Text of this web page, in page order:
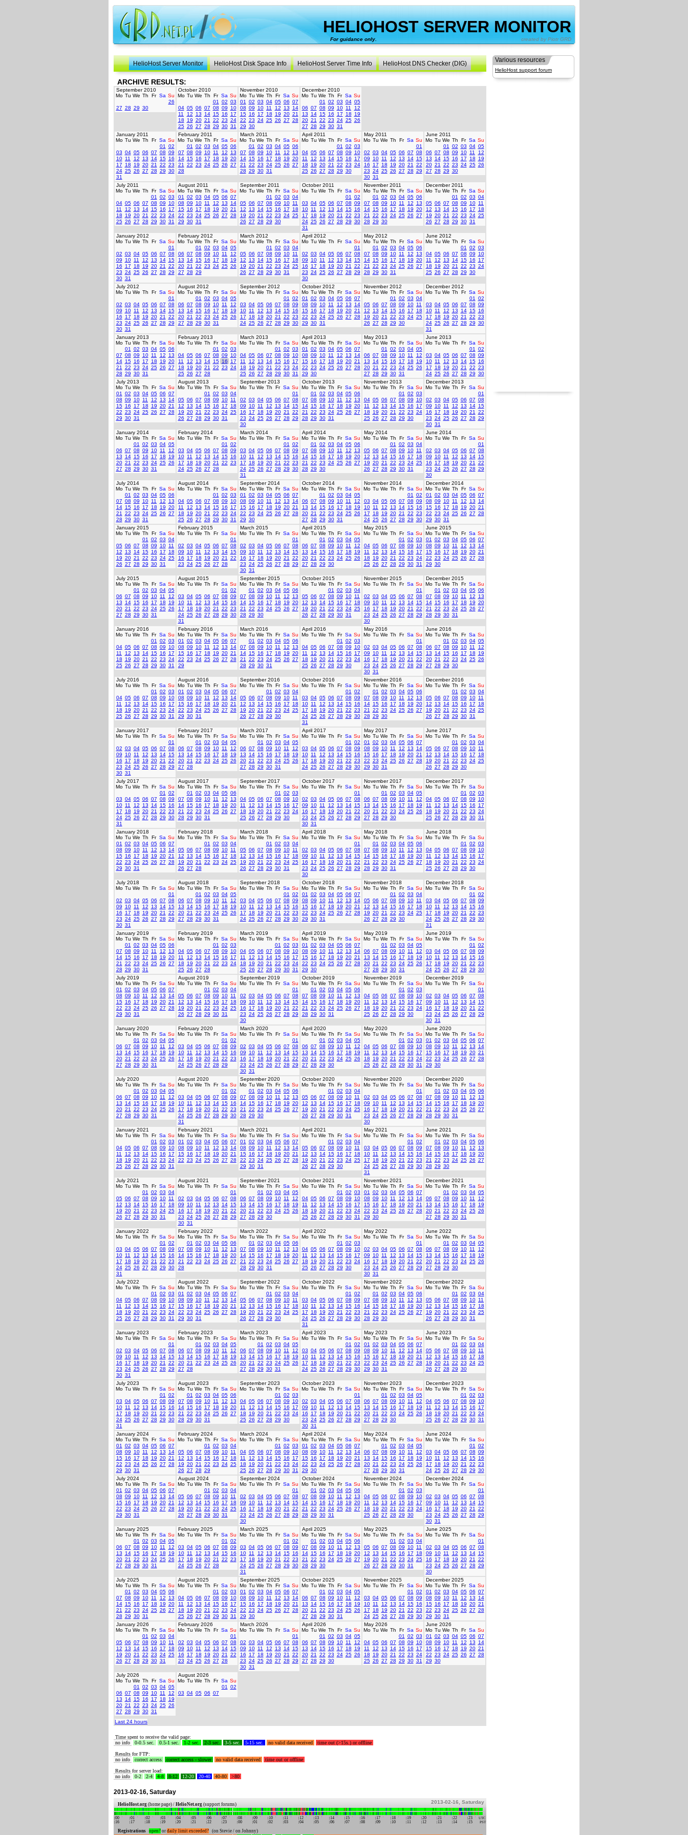
HELIOHOST SERVER MONITOR
For guidance only.created by Piotr GRD
Various resources
HelioHost support forum
HelioHost Server Monitor HelioHost Disk Space Info HelioHost Server Time Info HelioHost DNS Checker (DIG)
ARCHIVE RESULTS:
September 2010
Mo Tu We Th Fr Sa Su
26
27 28 29 30
October 2010
Mo Tu We Th Fr Sa Su
01
02 03
04 05 06 07 08 09
10
11
12 13 14 15 16
17
18
19 20 21 22 23 24
25 26 27 28 29 30 31
November 2010
Mo Tu We Th Fr Sa Su
01
02 03 04 05 06 07
08 09 10 11 12 13
14
15 16 17 18 19 20 21
22 23 24 25 26 27 28
29 30
December 2010
Mo Tu We Th Fr Sa Su
01
02 03 04 05
06 07 08 09 10 11
12
13
14 15 16 17 18
19
20 21 22 23 24 25 26
27 28 29 30 31
January 2011
Mo Tu We Th Fr Sa Su
01
02
03 04 05 06 07 08 09
10 11 12 13 14 15 16
17
18 19 20 21 22 23
24 25 26 27 28 29 30
31
February 2011
Mo Tu We Th Fr Sa Su
01
02 03 04 05 06
07 08 09 10 11 12
13
14 15 16 17 18 19 20
21
22 23 24 25 26 27
28
March 2011
Mo Tu We Th Fr Sa Su
01
02 03 04 05 06
07 08 09 10 11 12
13
14 15 16 17 18 19 20
21
22 23 24 25 26 27
28 29 30 31
April 2011
Mo Tu We Th Fr Sa Su
01
02 03
04 05 06 07 08 09
10
11
12 13 14 15 16
17
18
19 20 21 22 23 24
25 26 27 28 29 30
May 2011
Mo Tu We Th Fr Sa Su
01
02 03 04 05 06 07 08
09
10 11 12 13 14 15
16
17 18 19 20 21
22
23 24 25 26 27 28 29
30 31
June 2011
Mo Tu We Th Fr Sa Su
01
02 03 04 05
06 07 08 09 10 11
12
13
14 15 16 17 18
19
20 21 22 23 24 25 26
27 28 29 30
July 2011
Mo Tu We Th Fr Sa Su
01
02 03
04 05 06 07 08 09
10
11
12 13 14 15 16
17
18
19 20 21 22 23 24
25 26 27 28 29 30 31
August 2011
Mo Tu We Th Fr Sa Su
01
02 03 04 05 06 07
08 09 10 11 12 13
14
15 16 17 18 19 20 21
22 23 24 25 26 27 28
29 30 31
September 2011
Mo Tu We Th Fr Sa Su
01
02 03 04
05 06 07 08 09 10 11
12
13 14 15 16 17
18
19 20 21 22 23 24 25
26 27 28 29 30
October 2011
Mo Tu We Th Fr Sa Su
01
02
03 04 05 06 07 08 09
10 11 12 13 14 15 16
17
18 19 20 21 22 23
24 25 26 27 28 29 30
31
November 2011
Mo Tu We Th Fr Sa Su
01
02 03 04 05 06
07 08 09 10 11 12
13
14 15 16 17 18 19 20
21
22 23 24 25 26 27
28 29 30
December 2011
Mo Tu We Th Fr Sa Su
01
02 03 04
05 06 07 08 09 10 11
12
13 14 15 16 17
18
19 20 21 22 23 24 25
26 27 28 29 30 31
January 2012
Mo Tu We Th Fr Sa Su
01
02 03 04 05 06 07 08
09
10 11 12 13 14 15
16
17 18 19 20 21
22
23 24 25 26 27 28 29
30 31
February 2012
Mo Tu We Th Fr Sa Su
01
02 03 04 05
06 07 08 09 10 11
12
13
14 15 16 17 18
19
20 21 22 23 24 25 26
27 28 29
March 2012
Mo Tu We Th Fr Sa Su
01
02 03 04
05 06 07 08 09 10 11
12
13 14 15 16 17
18
19 20 21 22 23 24 25
26 27 28 29 30 31
April 2012
Mo Tu We Th Fr Sa Su
01
02 03 04 05 06 07 08
09
10 11 12 13 14 15
16
17 18 19 20 21
22
23 24 25 26 27 28 29
30
May 2012
Mo Tu We Th Fr Sa Su
01
02 03 04 05 06
07 08 09 10 11 12
13
14 15 16 17 18 19 20
21
22 23 24 25 26 27
28 29 30 31
June 2012
Mo Tu We Th Fr Sa Su
01
02 03
04 05 06 07 08 09
10
11
12 13 14 15 16
17
18
19 20 21 22 23 24
25 26 27 28 29 30
July 2012
Mo Tu We Th Fr Sa Su
01
02 03 04 05 06 07 08
09
10 11 12 13 14 15
16
17 18 19 20 21
22
23 24 25 26 27 28 29
30 31
August 2012
Mo Tu We Th Fr Sa Su
01
02 03 04 05
06 07 08 09 10 11
12
13
14 15 16 17 18
19
20 21 22 23 24 25 26
27 28 29 30 31
September 2012
Mo Tu We Th Fr Sa Su
01
02
03 04 05 06 07 08 09
10 11 12 13 14 15 16
17
18 19 20 21 22 23
24 25 26 27 28 29 30
October 2012
Mo Tu We Th Fr Sa Su
01
02 03 04 05 06 07
08 09 10 11 12 13
14
15 16 17 18 19 20 21
22 23 24 25 26 27 28
29 30 31
November 2012
Mo Tu We Th Fr Sa Su
01
02 03 04
05 06 07 08 09 10 11
12
13 14 15 16 17
18
19 20 21 22 23 24 25
26 27 28 29 30
December 2012
Mo Tu We Th Fr Sa Su
01
02
03 04 05 06 07 08 09
10 11 12 13 14 15 16
17
18 19 20 21 22 23
24 25 26 27 28 29 30
31
January 2013
Mo Tu We Th Fr Sa Su
01
02 03 04 05 06
07 08 09 10 11 12
13
14 15 16 17 18 19 20
21
22 23 24 25 26 27
28 29 30 31
February 2013
Mo Tu We Th Fr Sa Su
01
02 03
04 05 06 07 08 09
10
11
12 13 14 15 16
17
18
19 20 21 22 23 24
25 26 27 28
March 2013
Mo Tu We Th Fr Sa Su
01
02 03
04 05 06 07 08 09
10
11
12 13 14 15 16
17
18
19 20 21 22 23 24
25 26 27 28 29 30 31
April 2013
Mo Tu We Th Fr Sa Su
01
02 03 04 05 06 07
08 09 10 11 12 13
14
15 16 17 18 19 20 21
22 23 24 25 26 27 28
29 30
May 2013
Mo Tu We Th Fr Sa Su
01
02 03 04 05
06 07 08 09 10 11
12
13
14 15 16 17 18
19
20 21 22 23 24 25 26
27 28 29 30 31
June 2013
Mo Tu We Th Fr Sa Su
01
02
03 04 05 06 07 08 09
10 11 12 13 14 15 16
17
18 19 20 21 22 23
24 25 26 27 28 29 30
July 2013
Mo Tu We Th Fr Sa Su
01
02 03 04 05 06 07
08 09 10 11 12 13
14
15 16 17 18 19 20 21
22 23 24 25 26 27 28
29 30 31
August 2013
Mo Tu We Th Fr Sa Su
01
02 03 04
05 06 07 08 09 10 11
12
13 14 15 16 17
18
19 20 21 22 23 24 25
26 27 28 29 30 31
September 2013
Mo Tu We Th Fr Sa Su
01
02 03 04 05 06 07 08
09
10 11 12 13 14 15
16
17 18 19 20 21
22
23 24 25 26 27 28 29
30
October 2013
Mo Tu We Th Fr Sa Su
01
02 03 04 05 06
07 08 09 10 11 12
13
14 15 16 17 18 19 20
21
22 23 24 25 26 27
28 29 30 31
November 2013
Mo Tu We Th Fr Sa Su
01
02 03
04 05 06 07 08 09
10
11
12 13 14 15 16
17
18
19 20 21 22 23 24
25 26 27 28 29 30
December 2013
Mo Tu We Th Fr Sa Su
01
02 03 04 05 06 07 08
09
10 11 12 13 14 15
16
17 18 19 20 21
22
23 24 25 26 27 28 29
30 31
January 2014
Mo Tu We Th Fr Sa Su
01
02 03 04 05
06 07 08 09 10 11
12
13
14 15 16 17 18
19
20 21 22 23 24 25 26
27 28 29 30 31
February 2014
Mo Tu We Th Fr Sa Su
01
02
03 04 05 06 07 08 09
10 11 12 13 14 15 16
17
18 19 20 21 22 23
24 25 26 27 28
March 2014
Mo Tu We Th Fr Sa Su
01
02
03 04 05 06 07 08 09
10 11 12 13 14 15 16
17
18 19 20 21 22 23
24 25 26 27 28 29 30
31
April 2014
Mo Tu We Th Fr Sa Su
01
02 03 04 05 06
07 08 09 10 11 12
13
14 15 16 17 18 19 20
21
22 23 24 25 26 27
28 29 30
May 2014
Mo Tu We Th Fr Sa Su
01
02 03 04
05 06 07 08 09 10 11
12
13 14 15 16 17
18
19 20 21 22 23 24 25
26 27 28 29 30 31
June 2014
Mo Tu We Th Fr Sa Su
01
02 03 04 05 06 07 08
09
10 11 12 13 14 15
16
17 18 19 20 21
22
23 24 25 26 27 28 29
30
July 2014
Mo Tu We Th Fr Sa Su
01
02 03 04 05 06
07 08 09 10 11 12
13
14 15 16 17 18 19 20
21
22 23 24 25 26 27
28 29 30 31
August 2014
Mo Tu We Th Fr Sa Su
01
02 03
04 05 06 07 08 09
10
11
12 13 14 15 16
17
18
19 20 21 22 23 24
25 26 27 28 29 30 31
September 2014
Mo Tu We Th Fr Sa Su
01
02 03 04 05 06 07
08 09 10 11 12 13
14
15 16 17 18 19 20 21
22 23 24 25 26 27 28
29 30
October 2014
Mo Tu We Th Fr Sa Su
01
02 03 04 05
06 07 08 09 10 11
12
13
14 15 16 17 18
19
20 21 22 23 24 25 26
27 28 29 30 31
November 2014
Mo Tu We Th Fr Sa Su
01
02
03 04 05 06 07 08 09
10 11 12 13 14 15 16
17
18 19 20 21 22 23
24 25 26 27 28 29 30
December 2014
Mo Tu We Th Fr Sa Su
01
02 03 04 05 06 07
08 09 10 11 12 13
14
15 16 17 18 19 20 21
22 23 24 25 26 27 28
29 30 31
January 2015
Mo Tu We Th Fr Sa Su
01
02 03 04
05 06 07 08 09 10 11
12
13 14 15 16 17
18
19 20 21 22 23 24 25
26 27 28 29 30 31
February 2015
Mo Tu We Th Fr Sa Su
01
02 03 04 05 06 07 08
09
10 11 12 13 14 15
16
17 18 19 20 21
22
23 24 25 26 27 28
March 2015
Mo Tu We Th Fr Sa Su
01
02 03 04 05 06 07 08
09
10 11 12 13 14 15
16
17 18 19 20 21
22
23 24 25 26 27 28 29
30 31
April 2015
Mo Tu We Th Fr Sa Su
01
02 03 04 05
06 07 08 09 10 11
12
13
14 15 16 17 18
19
20 21 22 23 24 25 26
27 28 29 30
May 2015
Mo Tu We Th Fr Sa Su
01
02 03
04 05 06 07 08 09
10
11
12 13 14 15 16
17
18
19 20 21 22 23 24
25 26 27 28 29 30 31
June 2015
Mo Tu We Th Fr Sa Su
01
02 03 04 05 06 07
08 09 10 11 12 13
14
15 16 17 18 19 20 21
22 23 24 25 26 27 28
29 30
July 2015
Mo Tu We Th Fr Sa Su
01
02 03 04 05
06 07 08 09 10 11
12
13
14 15 16 17 18
19
20 21 22 23 24 25 26
27 28 29 30 31
August 2015
Mo Tu We Th Fr Sa Su
01
02
03 04 05 06 07 08 09
10 11 12 13 14 15 16
17
18 19 20 21 22 23
24 25 26 27 28 29 30
31
September 2015
Mo Tu We Th Fr Sa Su
01
02 03 04 05 06
07 08 09 10 11 12
13
14 15 16 17 18 19 20
21
22 23 24 25 26 27
28 29 30
October 2015
Mo Tu We Th Fr Sa Su
01
02 03 04
05 06 07 08 09 10 11
12
13 14 15 16 17
18
19 20 21 22 23 24 25
26 27 28 29 30 31
November 2015
Mo Tu We Th Fr Sa Su
01
02 03 04 05 06 07 08
09
10 11 12 13 14 15
16
17 18 19 20 21
22
23 24 25 26 27 28 29
30
December 2015
Mo Tu We Th Fr Sa Su
01
02 03 04 05 06
07 08 09 10 11 12
13
14 15 16 17 18 19 20
21
22 23 24 25 26 27
28 29 30 31
January 2016
Mo Tu We Th Fr Sa Su
01
02 03
04 05 06 07 08 09
10
11
12 13 14 15 16
17
18
19 20 21 22 23 24
25 26 27 28 29 30 31
February 2016
Mo Tu We Th Fr Sa Su
01
02 03 04 05 06 07
08 09 10 11 12 13
14
15 16 17 18 19 20 21
22 23 24 25 26 27 28
29
March 2016
Mo Tu We Th Fr Sa Su
01
02 03 04 05 06
07 08 09 10 11 12
13
14 15 16 17 18 19 20
21
22 23 24 25 26 27
28 29 30 31
April 2016
Mo Tu We Th Fr Sa Su
01
02 03
04 05 06 07 08 09
10
11
12 13 14 15 16
17
18
19 20 21 22 23 24
25 26 27 28 29 30
May 2016
Mo Tu We Th Fr Sa Su
01
02 03 04 05 06 07 08
09
10 11 12 13 14 15
16
17 18 19 20 21
22
23 24 25 26 27 28 29
30 31
June 2016
Mo Tu We Th Fr Sa Su
01
02 03 04 05
06 07 08 09 10 11
12
13
14 15 16 17 18
19
20 21 22 23 24 25 26
27 28 29 30
July 2016
Mo Tu We Th Fr Sa Su
01
02 03
04 05 06 07 08 09
10
11
12 13 14 15 16
17
18
19 20 21 22 23 24
25 26 27 28 29 30 31
August 2016
Mo Tu We Th Fr Sa Su
01
02 03 04 05 06 07
08 09 10 11 12 13
14
15 16 17 18 19 20 21
22 23 24 25 26 27 28
29 30 31
September 2016
Mo Tu We Th Fr Sa Su
01
02 03 04
05 06 07 08 09 10 11
12
13 14 15 16 17
18
19 20 21 22 23 24 25
26 27 28 29 30
October 2016
Mo Tu We Th Fr Sa Su
01
02
03 04 05 06 07 08 09
10 11 12 13 14 15 16
17
18 19 20 21 22 23
24 25 26 27 28 29 30
31
November 2016
Mo Tu We Th Fr Sa Su
01
02 03 04 05 06
07 08 09 10 11 12
13
14 15 16 17 18 19 20
21
22 23 24 25 26 27
28 29 30
December 2016
Mo Tu We Th Fr Sa Su
01
02 03 04
05 06 07 08 09 10 11
12
13 14 15 16 17
18
19 20 21 22 23 24 25
26 27 28 29 30 31
January 2017
Mo Tu We Th Fr Sa Su
01
02 03 04 05 06 07 08
09
10 11 12 13 14 15
16
17 18 19 20 21
22
23 24 25 26 27 28 29
30 31
February 2017
Mo Tu We Th Fr Sa Su
01
02 03 04 05
06 07 08 09 10 11
12
13
14 15 16 17 18
19
20 21 22 23 24 25 26
27 28
March 2017
Mo Tu We Th Fr Sa Su
01
02 03 04 05
06 07 08 09 10 11
12
13
14 15 16 17 18
19
20 21 22 23 24 25 26
27 28 29 30 31
April 2017
Mo Tu We Th Fr Sa Su
01
02
03 04 05 06 07 08 09
10 11 12 13 14 15 16
17
18 19 20 21 22 23
24 25 26 27 28 29 30
May 2017
Mo Tu We Th Fr Sa Su
01
02 03 04 05 06 07
08 09 10 11 12 13
14
15 16 17 18 19 20 21
22 23 24 25 26 27 28
29 30 31
June 2017
Mo Tu We Th Fr Sa Su
01
02 03 04
05 06 07 08 09 10 11
12
13 14 15 16 17
18
19 20 21 22 23 24 25
26 27 28 29 30
July 2017
Mo Tu We Th Fr Sa Su
01
02
03 04 05 06 07 08 09
10 11 12 13 14 15 16
17
18 19 20 21 22 23
24 25 26 27 28 29 30
31
August 2017
Mo Tu We Th Fr Sa Su
01
02 03 04 05 06
07 08 09 10 11 12
13
14 15 16 17 18 19 20
21
22 23 24 25 26 27
28 29 30 31
September 2017
Mo Tu We Th Fr Sa Su
01
02 03
04 05 06 07 08 09
10
11
12 13 14 15 16
17
18
19 20 21 22 23 24
25 26 27 28 29 30
October 2017
Mo Tu We Th Fr Sa Su
01
02 03 04 05 06 07 08
09
10 11 12 13 14 15
16
17 18 19 20 21
22
23 24 25 26 27 28 29
30 31
November 2017
Mo Tu We Th Fr Sa Su
01
02 03 04 05
06 07 08 09 10 11
12
13
14 15 16 17 18
19
20 21 22 23 24 25 26
27 28 29 30
December 2017
Mo Tu We Th Fr Sa Su
01
02 03
04 05 06 07 08 09
10
11
12 13 14 15 16
17
18
19 20 21 22 23 24
25 26 27 28 29 30 31
January 2018
Mo Tu We Th Fr Sa Su
01
02 03 04 05 06 07
08 09 10 11 12 13
14
15 16 17 18 19 20 21
22 23 24 25 26 27 28
29 30 31
February 2018
Mo Tu We Th Fr Sa Su
01
02 03 04
05 06 07 08 09 10 11
12
13 14 15 16 17
18
19 20 21 22 23 24 25
26 27 28
March 2018
Mo Tu We Th Fr Sa Su
01
02 03 04
05 06 07 08 09 10 11
12
13 14 15 16 17
18
19 20 21 22 23 24 25
26 27 28 29 30 31
April 2018
Mo Tu We Th Fr Sa Su
01
02 03 04 05 06 07 08
09
10 11 12 13 14 15
16
17 18 19 20 21
22
23 24 25 26 27 28 29
30
May 2018
Mo Tu We Th Fr Sa Su
01
02 03 04 05 06
07 08 09 10 11 12
13
14 15 16 17 18 19 20
21
22 23 24 25 26 27
28 29 30 31
June 2018
Mo Tu We Th Fr Sa Su
01
02 03
04 05 06 07 08 09
10
11
12 13 14 15 16
17
18
19 20 21 22 23 24
25 26 27 28 29 30
July 2018
Mo Tu We Th Fr Sa Su
01
02 03 04 05 06 07 08
09
10 11 12 13 14 15
16
17 18 19 20 21
22
23 24 25 26 27 28 29
30 31
August 2018
Mo Tu We Th Fr Sa Su
01
02 03 04 05
06 07 08 09 10 11
12
13
14 15 16 17 18
19
20 21 22 23 24 25 26
27 28 29 30 31
September 2018
Mo Tu We Th Fr Sa Su
01
02
03 04 05 06 07 08 09
10 11 12 13 14 15 16
17
18 19 20 21 22 23
24 25 26 27 28 29 30
October 2018
Mo Tu We Th Fr Sa Su
01
02 03 04 05 06 07
08 09 10 11 12 13
14
15 16 17 18 19 20 21
22 23 24 25 26 27 28
29 30 31
November 2018
Mo Tu We Th Fr Sa Su
01
02 03 04
05 06 07 08 09 10 11
12
13 14 15 16 17
18
19 20 21 22 23 24 25
26 27 28 29 30
December 2018
Mo Tu We Th Fr Sa Su
01
02
03 04 05 06 07 08 09
10 11 12 13 14 15 16
17
18 19 20 21 22 23
24 25 26 27 28 29 30
31
January 2019
Mo Tu We Th Fr Sa Su
01
02 03 04 05 06
07 08 09 10 11 12
13
14 15 16 17 18 19 20
21
22 23 24 25 26 27
28 29 30 31
February 2019
Mo Tu We Th Fr Sa Su
01
02 03
04 05 06 07 08 09
10
11
12 13 14 15 16
17
18
19 20 21 22 23 24
25 26 27 28
March 2019
Mo Tu We Th Fr Sa Su
01
02 03
04 05 06 07 08 09
10
11
12 13 14 15 16
17
18
19 20 21 22 23 24
25 26 27 28 29 30 31
April 2019
Mo Tu We Th Fr Sa Su
01
02 03 04 05 06 07
08 09 10 11 12 13
14
15 16 17 18 19 20 21
22 23 24 25 26 27 28
29 30
May 2019
Mo Tu We Th Fr Sa Su
01
02 03 04 05
06 07 08 09 10 11
12
13
14 15 16 17 18
19
20 21 22 23 24 25 26
27 28 29 30 31
June 2019
Mo Tu We Th Fr Sa Su
01
02
03 04 05 06 07 08 09
10 11 12 13 14 15 16
17
18 19 20 21 22 23
24 25 26 27 28 29 30
July 2019
Mo Tu We Th Fr Sa Su
01
02 03 04 05 06 07
08 09 10 11 12 13
14
15 16 17 18 19 20 21
22 23 24 25 26 27 28
29 30 31
August 2019
Mo Tu We Th Fr Sa Su
01
02 03 04
05 06 07 08 09 10 11
12
13 14 15 16 17
18
19 20 21 22 23 24 25
26 27 28 29 30 31
September 2019
Mo Tu We Th Fr Sa Su
01
02 03 04 05 06 07 08
09
10 11 12 13 14 15
16
17 18 19 20 21
22
23 24 25 26 27 28 29
30
October 2019
Mo Tu We Th Fr Sa Su
01
02 03 04 05 06
07 08 09 10 11 12
13
14 15 16 17 18 19 20
21
22 23 24 25 26 27
28 29 30 31
November 2019
Mo Tu We Th Fr Sa Su
01
02 03
04 05 06 07 08 09
10
11
12 13 14 15 16
17
18
19 20 21 22 23 24
25 26 27 28 29 30
December 2019
Mo Tu We Th Fr Sa Su
01
02 03 04 05 06 07 08
09
10 11 12 13 14 15
16
17 18 19 20 21
22
23 24 25 26 27 28 29
30 31
January 2020
Mo Tu We Th Fr Sa Su
01
02 03 04 05
06 07 08 09 10 11
12
13
14 15 16 17 18
19
20 21 22 23 24 25 26
27 28 29 30 31
February 2020
Mo Tu We Th Fr Sa Su
01
02
03 04 05 06 07 08 09
10 11 12 13 14 15 16
17
18 19 20 21 22 23
24 25 26 27 28 29
March 2020
Mo Tu We Th Fr Sa Su
01
02 03 04 05 06 07 08
09
10 11 12 13 14 15
16
17 18 19 20 21
22
23 24 25 26 27 28 29
30 31
April 2020
Mo Tu We Th Fr Sa Su
01
02 03 04 05
06 07 08 09 10 11
12
13
14 15 16 17 18
19
20 21 22 23 24 25 26
27 28 29 30
May 2020
Mo Tu We Th Fr Sa Su
01
02 03
04 05 06 07 08 09
10
11
12 13 14 15 16
17
18
19 20 21 22 23 24
25 26 27 28 29 30 31
June 2020
Mo Tu We Th Fr Sa Su
01
02 03 04 05 06 07
08 09 10 11 12 13
14
15 16 17 18 19 20 21
22 23 24 25 26 27 28
29 30
July 2020
Mo Tu We Th Fr Sa Su
01
02 03 04 05
06 07 08 09 10 11
12
13
14 15 16 17 18
19
20 21 22 23 24 25 26
27 28 29 30 31
August 2020
Mo Tu We Th Fr Sa Su
01
02
03 04 05 06 07 08 09
10 11 12 13 14 15 16
17
18 19 20 21 22 23
24 25 26 27 28 29 30
31
September 2020
Mo Tu We Th Fr Sa Su
01
02 03 04 05 06
07 08 09 10 11 12
13
14 15 16 17 18 19 20
21
22 23 24 25 26 27
28 29 30
October 2020
Mo Tu We Th Fr Sa Su
01
02 03 04
05 06 07 08 09 10 11
12
13 14 15 16 17
18
19 20 21 22 23 24 25
26 27 28 29 30 31
November 2020
Mo Tu We Th Fr Sa Su
01
02 03 04 05 06 07 08
09
10 11 12 13 14 15
16
17 18 19 20 21
22
23 24 25 26 27 28 29
30
December 2020
Mo Tu We Th Fr Sa Su
01
02 03 04 05 06
07 08 09 10 11 12
13
14 15 16 17 18 19 20
21
22 23 24 25 26 27
28 29 30 31
January 2021
Mo Tu We Th Fr Sa Su
01
02 03
04 05 06 07 08 09
10
11
12 13 14 15 16
17
18
19 20 21 22 23 24
25 26 27 28 29 30 31
February 2021
Mo Tu We Th Fr Sa Su
01
02 03 04 05 06 07
08 09 10 11 12 13
14
15 16 17 18 19 20 21
22 23 24 25 26 27 28
March 2021
Mo Tu We Th Fr Sa Su
01
02 03 04 05 06 07
08 09 10 11 12 13
14
15 16 17 18 19 20 21
22 23 24 25 26 27 28
29 30 31
April 2021
Mo Tu We Th Fr Sa Su
01
02 03 04
05 06 07 08 09 10 11
12
13 14 15 16 17
18
19 20 21 22 23 24 25
26 27 28 29 30
May 2021
Mo Tu We Th Fr Sa Su
01
02
03 04 05 06 07 08 09
10 11 12 13 14 15 16
17
18 19 20 21 22 23
24 25 26 27 28 29 30
31
June 2021
Mo Tu We Th Fr Sa Su
01
02 03 04 05 06
07 08 09 10 11 12
13
14 15 16 17 18 19 20
21
22 23 24 25 26 27
28 29 30
July 2021
Mo Tu We Th Fr Sa Su
01
02 03 04
05 06 07 08 09 10 11
12
13 14 15 16 17
18
19 20 21 22 23 24 25
26 27 28 29 30 31
August 2021
Mo Tu We Th Fr Sa Su
01
02 03 04 05 06 07 08
09
10 11 12 13 14 15
16
17 18 19 20 21
22
23 24 25 26 27 28 29
30 31
September 2021
Mo Tu We Th Fr Sa Su
01
02 03 04 05
06 07 08 09 10 11
12
13
14 15 16 17 18
19
20 21 22 23 24 25 26
27 28 29 30
October 2021
Mo Tu We Th Fr Sa Su
01
02 03
04 05 06 07 08 09
10
11
12 13 14 15 16
17
18
19 20 21 22 23 24
25 26 27 28 29 30 31
November 2021
Mo Tu We Th Fr Sa Su
01
02 03 04 05 06 07
08 09 10 11 12 13
14
15 16 17 18 19 20 21
22 23 24 25 26 27 28
29 30
December 2021
Mo Tu We Th Fr Sa Su
01
02 03 04 05
06 07 08 09 10 11
12
13
14 15 16 17 18
19
20 21 22 23 24 25 26
27 28 29 30 31
January 2022
Mo Tu We Th Fr Sa Su
01
02
03 04 05 06 07 08 09
10 11 12 13 14 15 16
17
18 19 20 21 22 23
24 25 26 27 28 29 30
31
February 2022
Mo Tu We Th Fr Sa Su
01
02 03 04 05 06
07 08 09 10 11 12
13
14 15 16 17 18 19 20
21
22 23 24 25 26 27
28
March 2022
Mo Tu We Th Fr Sa Su
01
02 03 04 05 06
07 08 09 10 11 12
13
14 15 16 17 18 19 20
21
22 23 24 25 26 27
28 29 30 31
April 2022
Mo Tu We Th Fr Sa Su
01
02 03
04 05 06 07 08 09
10
11
12 13 14 15 16
17
18
19 20 21 22 23 24
25 26 27 28 29 30
May 2022
Mo Tu We Th Fr Sa Su
01
02 03 04 05 06 07 08
09
10 11 12 13 14 15
16
17 18 19 20 21
22
23 24 25 26 27 28 29
30 31
June 2022
Mo Tu We Th Fr Sa Su
01
02 03 04 05
06 07 08 09 10 11
12
13
14 15 16 17 18
19
20 21 22 23 24 25 26
27 28 29 30
July 2022
Mo Tu We Th Fr Sa Su
01
02 03
04 05 06 07 08 09
10
11
12 13 14 15 16
17
18
19 20 21 22 23 24
25 26 27 28 29 30 31
August 2022
Mo Tu We Th Fr Sa Su
01
02 03 04 05 06 07
08 09 10 11 12 13
14
15 16 17 18 19 20 21
22 23 24 25 26 27 28
29 30 31
September 2022
Mo Tu We Th Fr Sa Su
01
02 03 04
05 06 07 08 09 10 11
12
13 14 15 16 17
18
19 20 21 22 23 24 25
26 27 28 29 30
October 2022
Mo Tu We Th Fr Sa Su
01
02
03 04 05 06 07 08 09
10 11 12 13 14 15 16
17
18 19 20 21 22 23
24 25 26 27 28 29 30
31
November 2022
Mo Tu We Th Fr Sa Su
01
02 03 04 05 06
07 08 09 10 11 12
13
14 15 16 17 18 19 20
21
22 23 24 25 26 27
28 29 30
December 2022
Mo Tu We Th Fr Sa Su
01
02 03 04
05 06 07 08 09 10 11
12
13 14 15 16 17
18
19 20 21 22 23 24 25
26 27 28 29 30 31
January 2023
Mo Tu We Th Fr Sa Su
01
02 03 04 05 06 07 08
09
10 11 12 13 14 15
16
17 18 19 20 21
22
23 24 25 26 27 28 29
30 31
February 2023
Mo Tu We Th Fr Sa Su
01
02 03 04 05
06 07 08 09 10 11
12
13
14 15 16 17 18
19
20 21 22 23 24 25 26
27 28
March 2023
Mo Tu We Th Fr Sa Su
01
02 03 04 05
06 07 08 09 10 11
12
13
14 15 16 17 18
19
20 21 22 23 24 25 26
27 28 29 30 31
April 2023
Mo Tu We Th Fr Sa Su
01
02
03 04 05 06 07 08 09
10 11 12 13 14 15 16
17
18 19 20 21 22 23
24 25 26 27 28 29 30
May 2023
Mo Tu We Th Fr Sa Su
01
02 03 04 05 06 07
08 09 10 11 12 13
14
15 16 17 18 19 20 21
22 23 24 25 26 27 28
29 30 31
June 2023
Mo Tu We Th Fr Sa Su
01
02 03 04
05 06 07 08 09 10 11
12
13 14 15 16 17
18
19 20 21 22 23 24 25
26 27 28 29 30
July 2023
Mo Tu We Th Fr Sa Su
01
02
03 04 05 06 07 08 09
10 11 12 13 14 15 16
17
18 19 20 21 22 23
24 25 26 27 28 29 30
31
August 2023
Mo Tu We Th Fr Sa Su
01
02 03 04 05 06
07 08 09 10 11 12
13
14 15 16 17 18 19 20
21
22 23 24 25 26 27
28 29 30 31
September 2023
Mo Tu We Th Fr Sa Su
01
02 03
04 05 06 07 08 09
10
11
12 13 14 15 16
17
18
19 20 21 22 23 24
25 26 27 28 29 30
October 2023
Mo Tu We Th Fr Sa Su
01
02 03 04 05 06 07 08
09
10 11 12 13 14 15
16
17 18 19 20 21
22
23 24 25 26 27 28 29
30 31
November 2023
Mo Tu We Th Fr Sa Su
01
02 03 04 05
06 07 08 09 10 11
12
13
14 15 16 17 18
19
20 21 22 23 24 25 26
27 28 29 30
December 2023
Mo Tu We Th Fr Sa Su
01
02 03
04 05 06 07 08 09
10
11
12 13 14 15 16
17
18
19 20 21 22 23 24
25 26 27 28 29 30 31
January 2024
Mo Tu We Th Fr Sa Su
01
02 03 04 05 06 07
08 09 10 11 12 13
14
15 16 17 18 19 20 21
22 23 24 25 26 27 28
29 30 31
February 2024
Mo Tu We Th Fr Sa Su
01
02 03 04
05 06 07 08 09 10 11
12
13 14 15 16 17
18
19 20 21 22 23 24 25
26 27 28 29
March 2024
Mo Tu We Th Fr Sa Su
01
02 03
04 05 06 07 08 09
10
11
12 13 14 15 16
17
18
19 20 21 22 23 24
25 26 27 28 29 30 31
April 2024
Mo Tu We Th Fr Sa Su
01
02 03 04 05 06 07
08 09 10 11 12 13
14
15 16 17 18 19 20 21
22 23 24 25 26 27 28
29 30
May 2024
Mo Tu We Th Fr Sa Su
01
02 03 04 05
06 07 08 09 10 11
12
13
14 15 16 17 18
19
20 21 22 23 24 25 26
27 28 29 30 31
June 2024
Mo Tu We Th Fr Sa Su
01
02
03 04 05 06 07 08 09
10 11 12 13 14 15 16
17
18 19 20 21 22 23
24 25 26 27 28 29 30
July 2024
Mo Tu We Th Fr Sa Su
01
02 03 04 05 06 07
08 09 10 11 12 13
14
15 16 17 18 19 20 21
22 23 24 25 26 27 28
29 30 31
August 2024
Mo Tu We Th Fr Sa Su
01
02 03 04
05 06 07 08 09 10 11
12
13 14 15 16 17
18
19 20 21 22 23 24 25
26 27 28 29 30 31
September 2024
Mo Tu We Th Fr Sa Su
01
02 03 04 05 06 07 08
09
10 11 12 13 14 15
16
17 18 19 20 21
22
23 24 25 26 27 28 29
30
October 2024
Mo Tu We Th Fr Sa Su
01
02 03 04 05 06
07 08 09 10 11 12
13
14 15 16 17 18 19 20
21
22 23 24 25 26 27
28 29 30 31
November 2024
Mo Tu We Th Fr Sa Su
01
02 03
04 05 06 07 08 09
10
11
12 13 14 15 16
17
18
19 20 21 22 23 24
25 26 27 28 29 30
December 2024
Mo Tu We Th Fr Sa Su
01
02 03 04 05 06 07 08
09
10 11 12 13 14 15
16
17 18 19 20 21
22
23 24 25 26 27 28 29
30 31
January 2025
Mo Tu We Th Fr Sa Su
01
02 03 04 05
06 07 08 09 10 11
12
13
14 15 16 17 18
19
20 21 22 23 24 25 26
27 28 29 30 31
February 2025
Mo Tu We Th Fr Sa Su
01
02
03 04 05 06 07 08 09
10 11 12 13 14 15 16
17
18 19 20 21 22 23
24 25 26 27 28
March 2025
Mo Tu We Th Fr Sa Su
01
02
03 04 05 06 07 08 09
10 11 12 13 14 15 16
17
18 19 20 21 22 23
24 25 26 27 28 29 30
31
April 2025
Mo Tu We Th Fr Sa Su
01
02 03 04 05 06
07 08 09 10 11 12
13
14 15 16 17 18 19 20
21
22 23 24 25 26 27
28 29 30
May 2025
Mo Tu We Th Fr Sa Su
01
02 03 04
05 06 07 08 09 10 11
12
13 14 15 16 17
18
19 20 21 22 23 24 25
26 27 28 29 30 31
June 2025
Mo Tu We Th Fr Sa Su
01
02 03 04 05 06 07 08
09
10 11 12 13 14 15
16
17 18 19 20 21
22
23 24 25 26 27 28 29
30
July 2025
Mo Tu We Th Fr Sa Su
01
02 03 04 05 06
07 08 09 10 11 12
13
14 15 16 17 18 19 20
21
22 23 24 25 26 27
28 29 30 31
August 2025
Mo Tu We Th Fr Sa Su
01
02 03
04 05 06 07 08 09
10
11
12 13 14 15 16
17
18
19 20 21 22 23 24
25 26 27 28 29 30 31
September 2025
Mo Tu We Th Fr Sa Su
01
02 03 04 05 06 07
08 09 10 11 12 13
14
15 16 17 18 19 20 21
22 23 24 25 26 27 28
29 30
October 2025
Mo Tu We Th Fr Sa Su
01
02 03 04 05
06 07 08 09 10 11
12
13
14 15 16 17 18
19
20 21 22 23 24 25 26
27 28 29 30 31
November 2025
Mo Tu We Th Fr Sa Su
01
02
03 04 05 06 07 08 09
10 11 12 13 14 15 16
17
18 19 20 21 22 23
24 25 26 27 28 29 30
December 2025
Mo Tu We Th Fr Sa Su
01
02 03 04 05 06 07
08 09 10 11 12 13
14
15 16 17 18 19 20 21
22 23 24 25 26 27 28
29 30 31
January 2026
Mo Tu We Th Fr Sa Su
01
02 03 04
05 06 07 08 09 10 11
12
13 14 15 16 17
18
19 20 21 22 23 24 25
26 27 28 29 30 31
February 2026
Mo Tu We Th Fr Sa Su
01
02 03 04 05 06 07 08
09
10 11 12 13 14 15
16
17 18 19 20 21
22
23 24 25 26 27 28
March 2026
Mo Tu We Th Fr Sa Su
01
02 03 04 05 06 07 08
09
10 11 12 13 14 15
16
17 18 19 20 21
22
23 24 25 26 27 28 29
30 31
April 2026
Mo Tu We Th Fr Sa Su
01
02 03 04 05
06 07 08 09 10 11
12
13
14 15 16 17 18
19
20 21 22 23 24 25 26
27 28 29 30
May 2026
Mo Tu We Th Fr Sa Su
01
02 03
04 05 06 07 08 09
10
11
12 13 14 15 16
17
18
19 20 21 22 23 24
25 26 27 28 29 30 31
June 2026
Mo Tu We Th Fr Sa Su
01
02 03 04 05 06 07
08 09 10 11 12 13
14
15 16 17 18 19 20 21
22 23 24 25 26 27 28
29 30
July 2026
Mo Tu We Th Fr Sa Su
01
02 03 04 05
06 07 08 09 10 11
12
13
14 15 16 17 18
19
20 21 22 23 24 25 26
27 28 29 30 31
August 2026
Mo Tu We Th Fr Sa Su
01
02
03 04 05 06 07
Last 24 hours
Time spent to receive the valid page:
no info
0-0.5 sec. 0.5-1 sec. 1-2 sec. 2-3 sec. 3-5 sec. 5-15 sec. no valid data received
time out (>15s.) or offline
Results for FTP:
no info
correct access correct access - slower no valid data received
time out or offline
Results for server load:
no info
0-2 2-4 4-8 8-12 12-20 20-40 40-80 >80
2013-02-16, Saturday
HelioHost.org (home page) / HelioNet.org (support forums)
Registrations open? or daily limit exceeded? (on Stevie / on Johnny)
2013-02-16, Saturday
00 01 02 03 04 05 06 07 08 09 10 11 12 13 14 15 16 17 18 19 20 21 22 23 UTC
16 17 18 19 20 21 22 23 00 01 02 03 04 05 06 07 08 09 10 11 12 13 14 15 PST